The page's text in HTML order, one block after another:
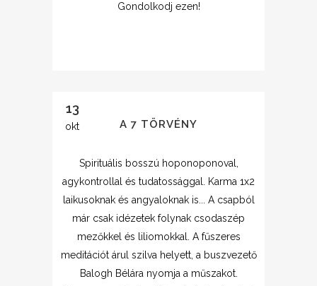
Gondolkodj ezen!
13
okt A 7 TÖRVÉNY
Spirituális bosszú hoponoponoval,
agykontrollal és tudatossággal. Karma 1x2
laikusoknak és angyaloknak is... A csapból
már csak idézetek folynak csodaszép
mezőkkel és liliomokkal. A fűszeres
meditációt árul szilva helyett, a buszvezető
Balogh Bélára nyomja a műszakot.